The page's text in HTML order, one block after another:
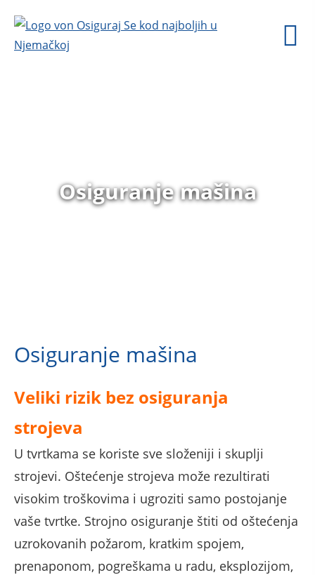
Osiguranje mašina
Osiguranje mašina
Veliki rizik bez osiguranja
strojeva
U tvrtkama se koriste sve složeniji i skuplji
strojevi. Oštećenje strojeva može rezultirati
visokim troškovima i ugroziti samo postojanje
vaše tvrtke. Strojno osiguranje štiti od oštećenja
uzrokovanih požarom, kratkim spojem,
prenaponom, pogreškama u radu, eksplozijom,